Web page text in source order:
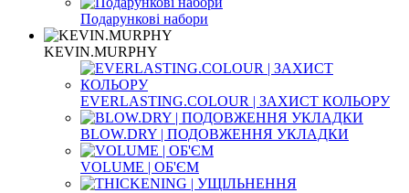
Подарункові набори
KEVIN.MURPHY
EVERLASTING.COLOUR | ЗАХИСТ КОЛЬОРУ
BLOW.DRY | ПОДОВЖЕННЯ УКЛАДКИ
VOLUME | ОБ'ЄМ